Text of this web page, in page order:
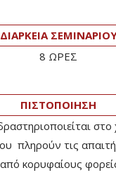
ΔΙΑΡΚΕΙΑ
8 ΩΡΕΣ
ΠΙΣΤΟΠΟΙΗΣΗ
πληρούν τις
κορυφαίους